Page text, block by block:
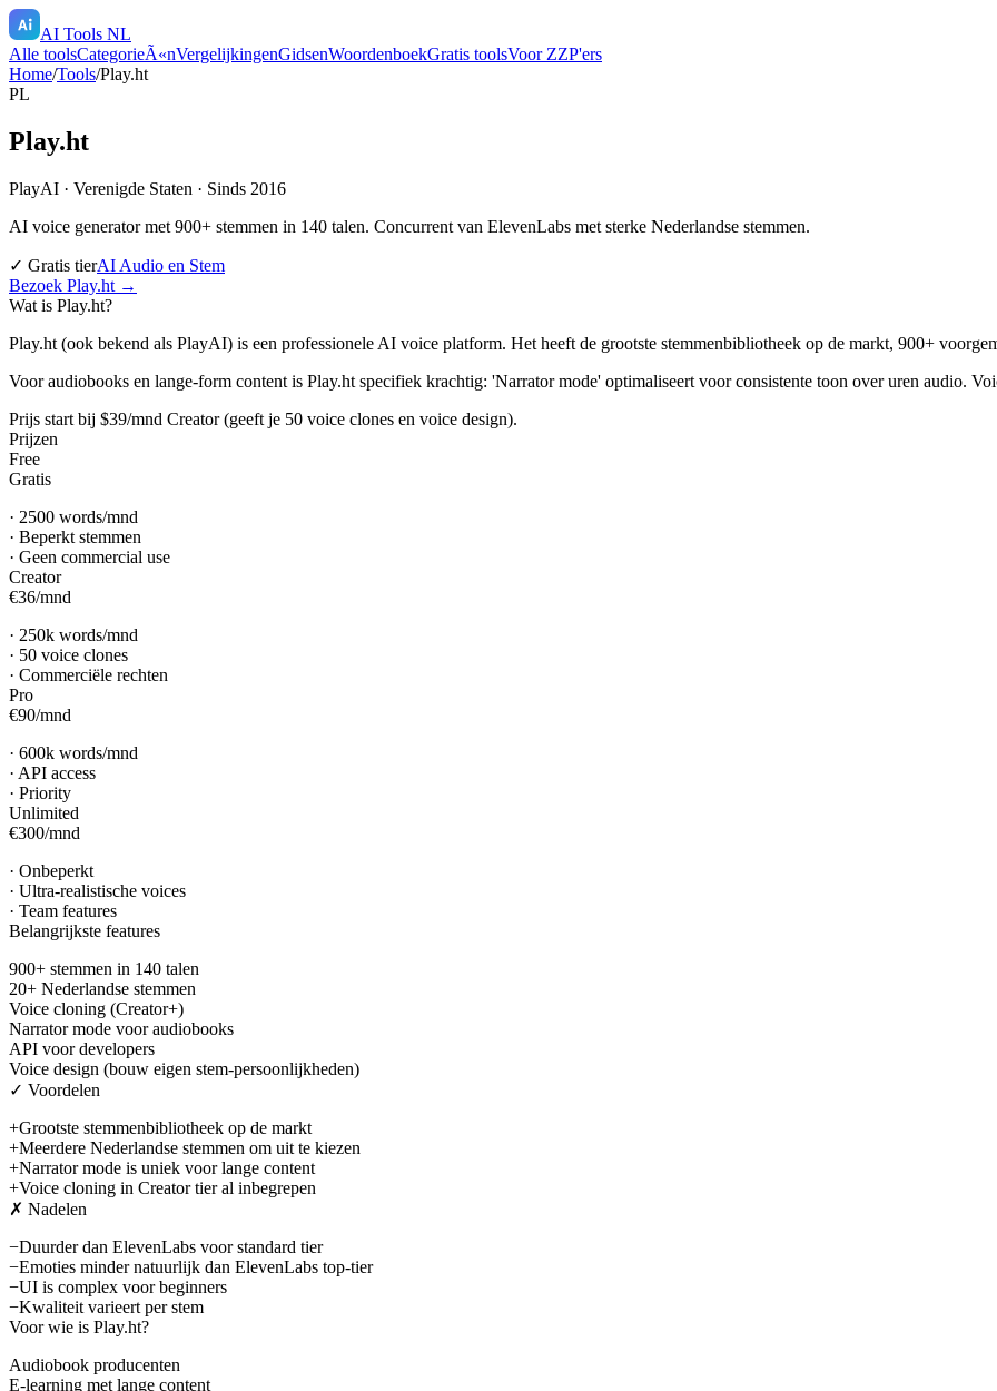
AI Tools NL
Alle toolsCategorieÃ«nVergelijkingenGidsenWoordenboekGratis toolsVoor ZZP'ers
Home/Tools/Play.ht
PL
Play.ht
PlayAI · Verenigde Staten · Sinds 2016
AI voice generator met 900+ stemmen in 140 talen. Concurrent van ElevenLabs met sterke Nederlandse stemmen.
✓ Gratis tierAI Audio en Stem
Bezoek Play.ht →
Wat is Play.ht?
Play.ht (ook bekend als PlayAI) is een professionele AI voice platform. Het heeft de grootste stemmenbibliotheek op de markt, 900+
Voor audiobooks en lange-form content is Play.ht specifiek krachtig: 'Narrator mode' optimaliseert voor consistente toon over uren audio.
Prijs start bij $39/mnd Creator (geeft je 50 voice clones en voice design).
Prijzen
Free
Gratis
· 2500 words/mnd
· Beperkt stemmen
· Geen commercial use
Creator
€36/mnd
· 250k words/mnd
· 50 voice clones
· Commerciële rechten
Pro
€90/mnd
· 600k words/mnd
· API access
· Priority
Unlimited
€300/mnd
· Onbeperkt
· Ultra-realistische voices
· Team features
Belangrijkste features
900+ stemmen in 140 talen
20+ Nederlandse stemmen
Voice cloning (Creator+)
Narrator mode voor audiobooks
API voor developers
Voice design (bouw eigen stem-persoonlijkheden)
✓ Voordelen
+Grootste stemmenbibliotheek op de markt
+Meerdere Nederlandse stemmen om uit te kiezen
+Narrator mode is uniek voor lange content
+Voice cloning in Creator tier al inbegrepen
✗ Nadelen
−Duurder dan ElevenLabs voor standard tier
−Emoties minder natuurlijk dan ElevenLabs top-tier
−UI is complex voor beginners
−Kwaliteit varieert per stem
Voor wie is Play.ht?
Audiobook producenten
E-learning met lange content